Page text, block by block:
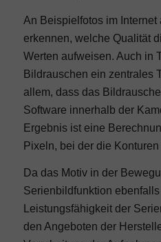
An Beispielfotos im Internet
erkennen, welche Qualität
Werten aufweisen. Auch in
Bildrauschen ein zentrales
allem, dass das
Software innerhalb der
Ergebnis ist eine
Pixeln, bei der die
Da das Motiv in der
Serienbildfunktion
Leistungsfähigkeit der
den Angeboten der